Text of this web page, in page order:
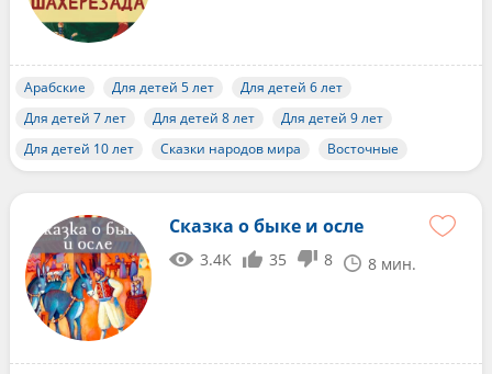
Арабские Для детей 5 лет
Для детей 6 лет
Для детей 7 лет
Для детей 8 лет
Для детей 9 лет
Для детей 10 лет
Сказки народов мира Восточные
Сказка о быке и осле
3.4K 35 8 8 мин.